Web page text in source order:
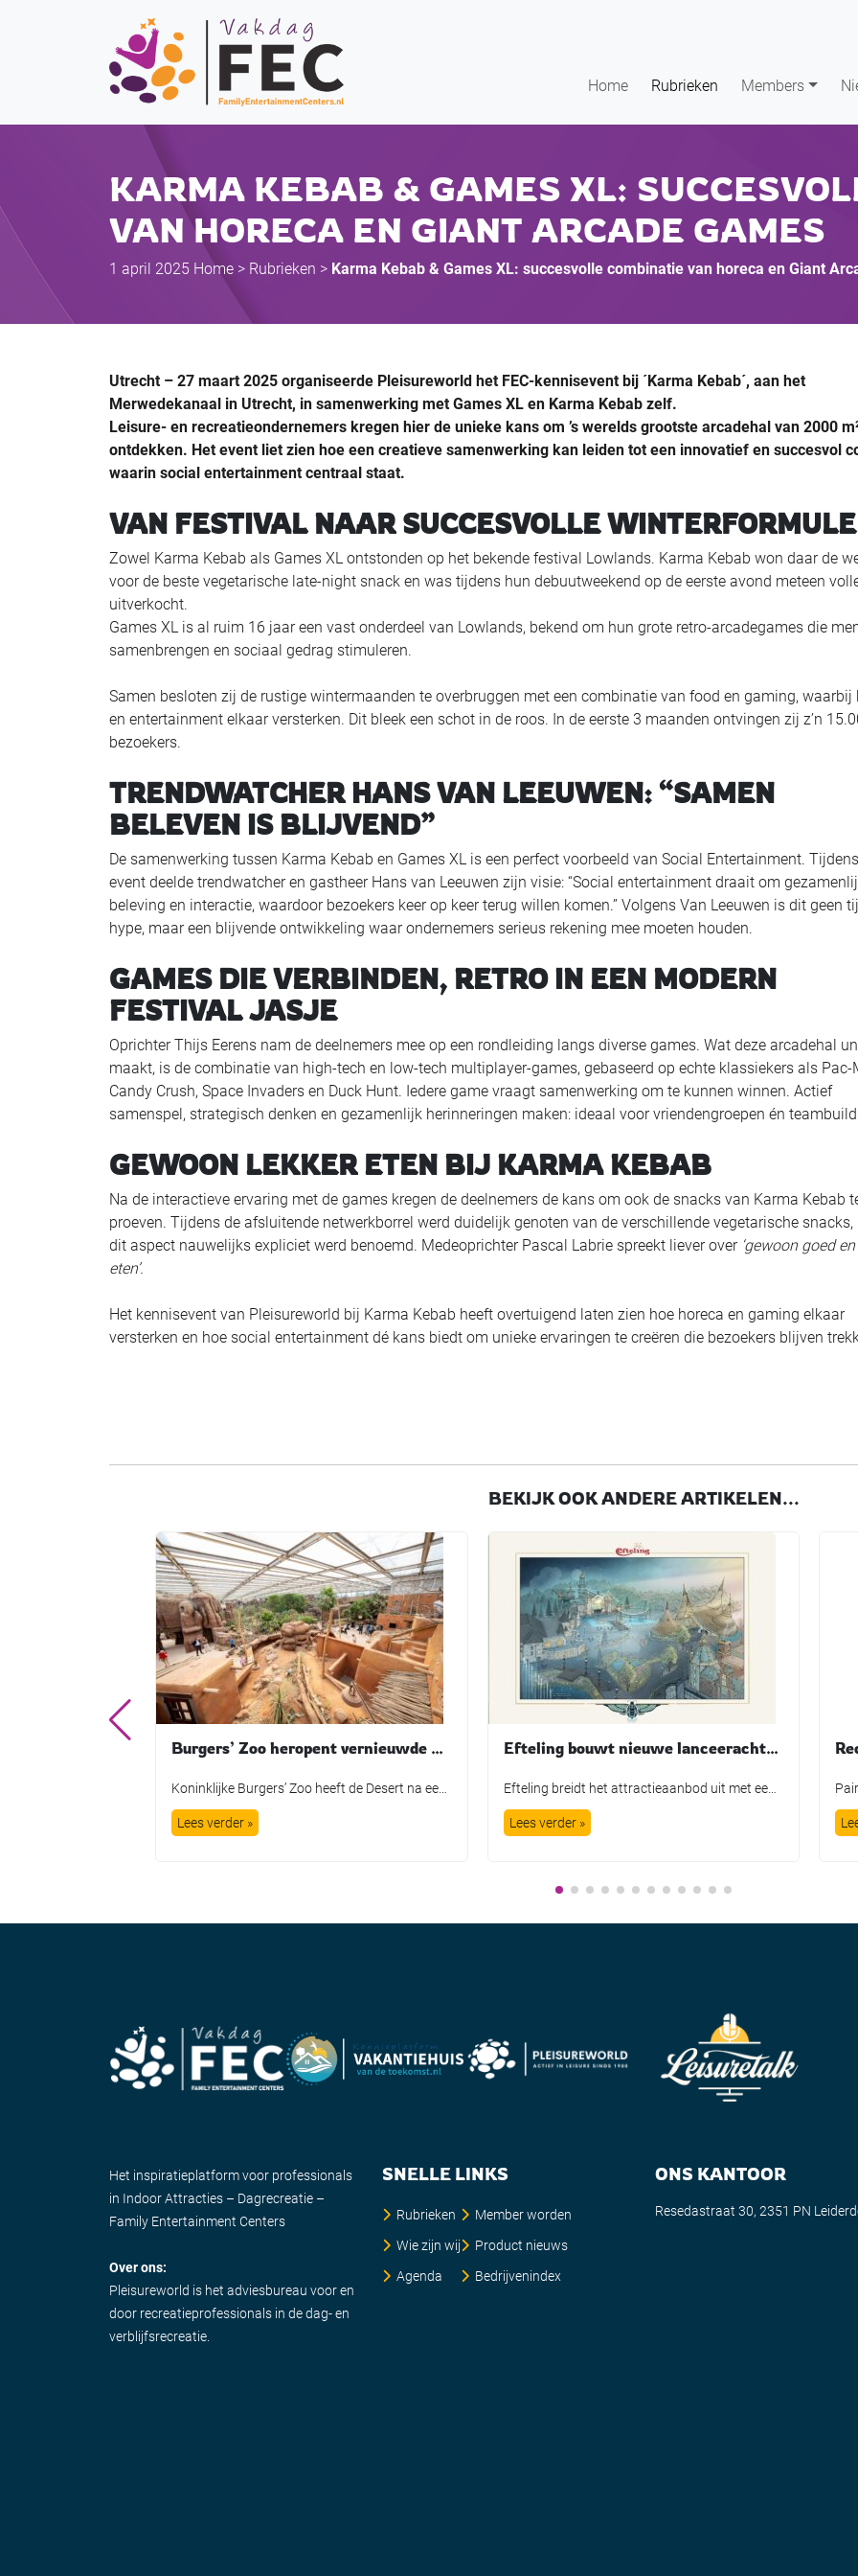
Home Rubrieken Members
KARMA KEBAB & GAMES XL:
VAN HORECA EN GIANT ARCADE GAMES
1 april 2025 Home > Rubrieken > Karma Kebab & Games XL: succesvolle combinatie van horeca en Giant
Utrecht – 27 maart 2025 organiseerde Pleisureworld het FEC-kennisevent bij ´Karma Kebab´, aan het
Merwedekanaal in Utrecht, in samenwerking met Games XL en Karma Kebab zelf.
Leisure- en recreatieondernemers kregen hier de unieke kans om ’s werelds grootste arcadehal van 2000
ontdekken. Het event liet zien hoe een creatieve samenwerking kan leiden tot een innovatief en succesvol
waarin social entertainment centraal staat.
VAN FESTIVAL NAAR SUCCESVOLLE WINTERFORMULE
Zowel Karma Kebab als Games XL ontstonden op het bekende festival Lowlands. Karma Kebab won daar de
voor de beste vegetarische late-night snack en was tijdens hun debuutweekend op de eerste avond meteen
uitverkocht.
Games XL is al ruim 16 jaar een vast onderdeel van Lowlands, bekend om hun grote retro-arcadegames die
samenbrengen en sociaal gedrag stimuleren.
Samen besloten zij de rustige wintermaanden te overbruggen met een combinatie van food en gaming, waarbij
en entertainment elkaar versterken. Dit bleek een schot in de roos. In de eerste 3 maanden ontvingen zij z’n
bezoekers.
TRENDWATCHER HANS VAN LEEUWEN: “SAMEN
BELEVEN IS BLIJVEND”
De samenwerking tussen Karma Kebab en Games XL is een perfect voorbeeld van Social Entertainment.
event deelde trendwatcher en gastheer Hans van Leeuwen zijn visie: “Social entertainment draait om
beleving en interactie, waardoor bezoekers keer op keer terug willen komen.” Volgens Van Leeuwen is dit geen
hype, maar een blijvende ontwikkeling waar ondernemers serieus rekening mee moeten houden.
GAMES DIE VERBINDEN, RETRO IN EEN MODERN
FESTIVAL JASJE
Oprichter Thijs Eerens nam de deelnemers mee op een rondleiding langs diverse games. Wat deze arcadehal
maakt, is de combinatie van high-tech en low-tech multiplayer-games, gebaseerd op echte klassiekers als Pac-
Candy Crush, Space Invaders en Duck Hunt. Iedere game vraagt samenwerking om te kunnen winnen. Actief
samenspel, strategisch denken en gezamenlijk herinneringen maken: ideaal voor vriendengroepen én
GEWOON LEKKER ETEN BIJ KARMA KEBAB
Na de interactieve ervaring met de games kregen de deelnemers de kans om ook de snacks van Karma Kebab
proeven. Tijdens de afsluitende netwerkborrel werd duidelijk genoten van de verschillende vegetarische snacks,
dit aspect nauwelijks expliciet werd benoemd. Medeoprichter Pascal Labrie spreekt liever over ‘gewoon goed
eten’.
Het kennisevent van Pleisureworld bij Karma Kebab heeft overtuigend laten zien hoe horeca en gaming elkaar
versterken en hoe social entertainment dé kans biedt om unieke ervaringen te creëren die bezoekers blijven
BEKIJK OOK ANDERE ARTIKELEN...
Burgers’ Zoo heropent vernieuwde Desert na maandenlange verbouwing
Lees verder »
Efteling bouwt nieuwe lanceerachtbaan Missie Luminar
Efteling breidt het attractieaanbod uit met een nieuwe thrill ride. In 2029 opent Missie Luminar, de eerste suspended launch coaster van het attractiepark. De investering bedraagt 50 miljoen euro. Bij een suspended launch coaster hangen de treinen onder de baan en worden ze gelanceerd. Het verhaal begint in een wetenschappelijk instituut, waar bezoekers op missie […]
Lees verder »
Het inspiratieplatform voor professionals
in Indoor Attracties – Dagrecreatie –
Family Entertainment Centers
Over ons:
Pleisureworld is het adviesbureau voor en
door recreatieprofessionals in de dag- en
verblijfsrecreatie.
SNELLE LINKS
Rubrieken
Wie zijn wij
Agenda
Member worden
Product nieuws
Bedrijvenindex
ONS KANTOOR
Resedastraat 30, 2351 PN